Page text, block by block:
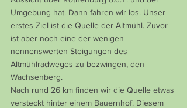
Umgebung hat. Dann fahren wir los. Unser
erstes Ziel ist die Quelle der Altmühl. Zuvor
ist aber noch eine der wenigen
nennenswerten Steigungen des
Altmühlradweges zu bezwingen, den
Wachsenberg.
Nach rund 26 km finden wir die Quelle etwas
versteckt hinter einem Bauernhof. Diesem